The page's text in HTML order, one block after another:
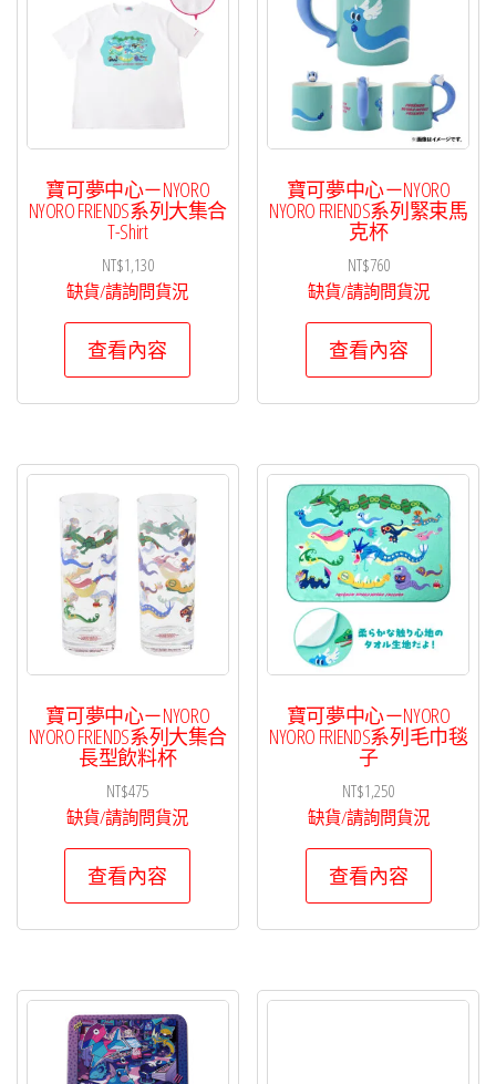
寶可夢中心－NYORO
NYORO FRIENDS系列大集合
T-Shirt
NT$1,130
缺貨/請詢問貨況
查看內容
寶可夢中心－NYORO
NYORO FRIENDS系列緊束馬
克杯
NT$760
缺貨/請詢問貨況
查看內容
寶可夢中心－NYORO
NYORO FRIENDS系列大集合
長型飲料杯
NT$475
缺貨/請詢問貨況
查看內容
寶可夢中心－NYORO
NYORO FRIENDS系列毛巾毯
子
NT$1,250
缺貨/請詢問貨況
查看內容